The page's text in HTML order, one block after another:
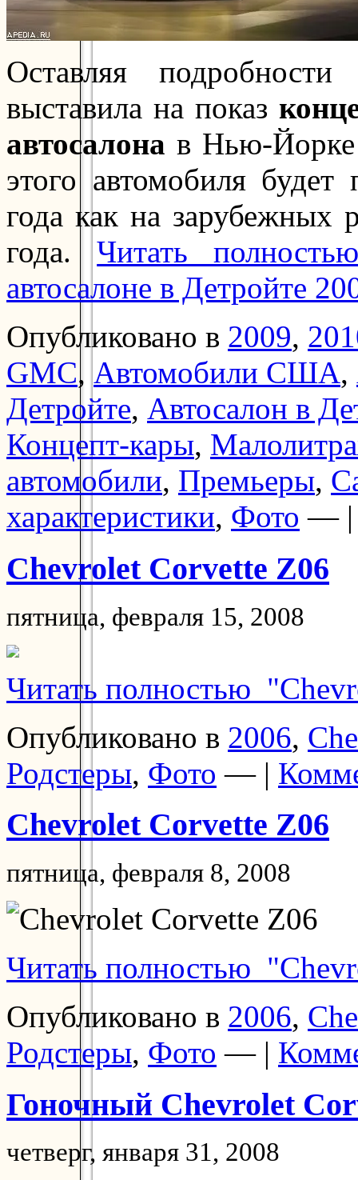
Оставляя
выставила на показ
автосалона в Нью-Йорке
этого автомобиля
года как на
года.Читать
автосалоне в Детройте
Опубликовано в 2009,
GMC, Автомобили США,
Детройте, Автосалон в
Концепт-кары,
автомобили, Премьеры,
характеристики, Фото —
Chevrolet Corvette Z06
пятница, февраля 15, 2008
Читать полностью
Опубликовано в 2006,
Родстеры, Фото — |
Chevrolet Corvette Z06
пятница, февраля 8, 2008
Читать полностью
Опубликовано в 2006,
Родстеры, Фото — |
Гоночный Chevrolet
четверг, января 31, 2008